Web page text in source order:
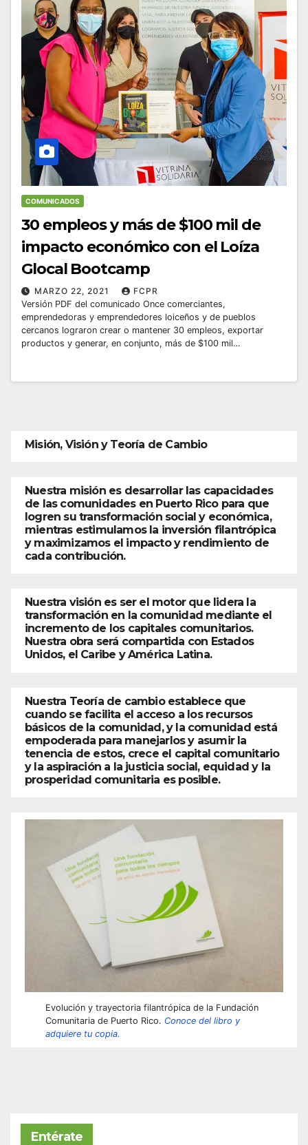
COMUNICADOS
30 empleos y más de $100 mil de
impacto económico con el Loíza
Glocal Bootcamp
MARZO 22, 2021
FCPR
Versión PDF del comunicado Once comerciantes,
emprendedoras y emprendedores loiceños y de pueblos
cercanos lograron crear o mantener 30 empleos, exportar
productos y generar, en conjunto, más de $100 mil…
Misión, Visión y Teoría de Cambio
Nuestra misión es desarrollar las capacidades
de las comunidades en Puerto Rico para que
logren su transformación social y económica,
mientras estimulamos la inversión filantrópica
y maximizamos el impacto y rendimiento de
cada contribución.
Nuestra visión es ser el motor que lidera la
transformación en la comunidad mediante el
incremento de los capitales comunitarios.
Nuestra obra será compartida con Estados
Unidos, el Caribe y América Latina.
Nuestra Teoría de cambio establece que
cuando se facilita el acceso a los recursos
básicos de la comunidad, y la comunidad está
empoderada para manejarlos y asumir la
tenencia de estos, crece el capital comunitario
y la aspiración a la justicia social, equidad y la
prosperidad comunitaria es posible.
Evolución y trayectoria filantrópica de la Fundación
Comunitaria de Puerto Rico. Conoce del libro y
adquiere tu copia.
Entérate